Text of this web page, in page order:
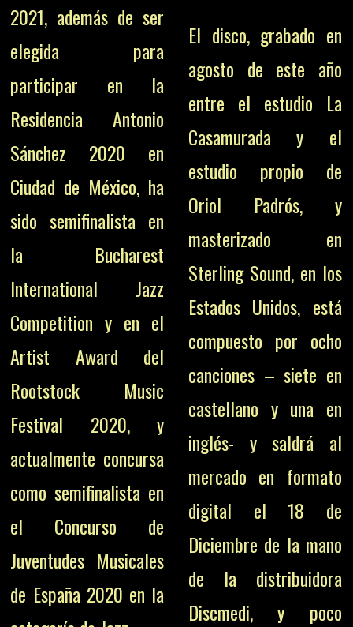
2021, además de ser
elegida para
participar en la
Residencia Antonio
Sánchez 2020 en
Ciudad de México, ha
sido semifinalista en
la Bucharest
International Jazz
Competition y en el
Artist Award del
Rootstock Music
Festival 2020, y
actualmente concursa
como semifinalista en
el Concurso de
Juventudes Musicales
de España 2020 en la
El disco, grabado en
agosto de este año
entre el estudio La
Casamurada y el
estudio propio de
Oriol Padrós, y
masterizado en
Sterling Sound, en los
Estados Unidos, está
compuesto por ocho
canciones – siete en
castellano y una en
inglés- y saldrá al
mercado en formato
digital el 18 de
Diciembre de la mano
de la distribuidora
Discmedi, y poco